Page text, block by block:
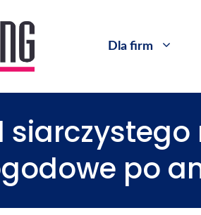
Dla firm
po